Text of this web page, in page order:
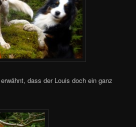
dass der Louis doch ein ganz